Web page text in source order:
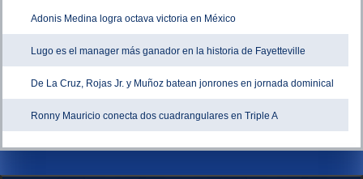
Adonis Medina logra octava victoria en México
Lugo es el manager más ganador en la historia de Fayetteville
De La Cruz, Rojas Jr. y Muñoz batean jonrones en jornada dominical
Ronny Mauricio conecta dos cuadrangulares en Triple A